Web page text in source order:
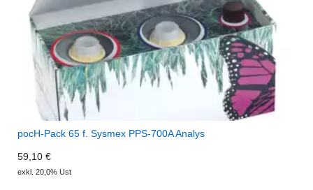
pocH-Pack 65 f. Sysmex PPS-700A Analys
59,10 €
exkl. 20,0% Ust